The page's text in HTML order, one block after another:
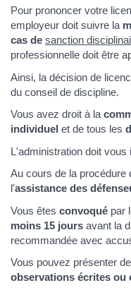
Pour prononcer votre
employeur doit suivre la
cas de sanction
professionnelle doit être
Ainsi, la décision de
du conseil de discipline.
Vous avez droit à la
individuel et de tous les
L'administration doit vous
Au cours de la procédure
l'assistance des
Vous êtes convoqué par
moins 15 jours avant la
recommandée avec
Vous pouvez présenter
observations écrites ou